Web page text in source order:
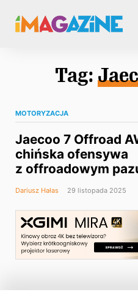
Tag:
MOTORYZACJA
Jaecoo 7 Offroad
chińska ofensywa
z offroadowym
Dariusz Hałas 29 listopada 2025